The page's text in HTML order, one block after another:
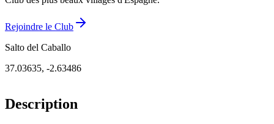
Rejoindre le Club
Salto del Caballo
37.03635, -2.63486
Description